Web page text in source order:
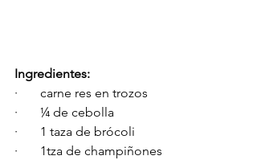
Ingredientes:
·       carne res en trozos
·       ¼ de cebolla
·       1 taza de brócoli
·       1tza de champiñones